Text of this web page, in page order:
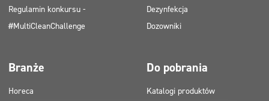
Regulamin konkursu -
#MultiCleanChallenge
Dezynfekcja
Dozowniki
Branże
Horeca
Do pobrania
Katalogi produktów